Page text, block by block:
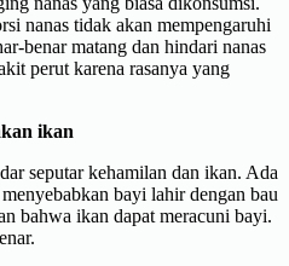
nanas tidak akan mempengaruhi
benar matang dan hindari nanas
perut karena rasanya yang
ikan
seputar kehamilan dan ikan. Ada
bayi lahir dengan bau
bahwa ikan dapat meracuni bayi.